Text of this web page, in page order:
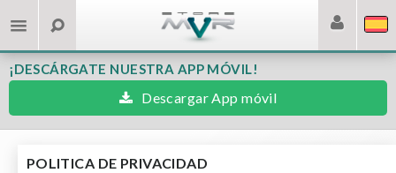
¡DESCÁRGATE NUESTRA APP MÓVIL!
Descargar App móvil
POLITICA DE PRIVACIDAD